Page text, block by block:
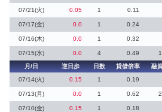
07/21(火) 0.05 1 0.11
07/17(金) 0.0 1 0.24
07/16(木) 0.0 1 0.32
07/15(水) 0.0 4 0.49
月/日
逆日歩 日数 貸借倍率 融
07/14(火)
0.15 1 0.19
07/13(月) 0.0 1 0.62
07/10(金) 0.15 1 0.18